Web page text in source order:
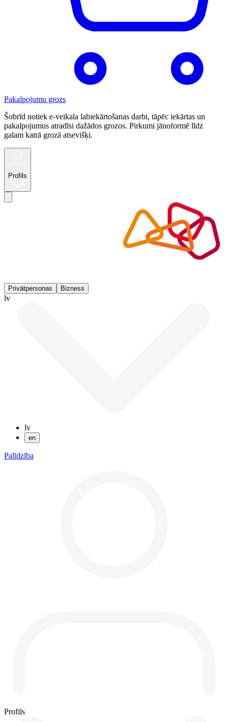
Pakalpojumu grozs
Šobrīd notiek e-veikala labiekārtošanas darbi, tāpēc iekārtas un
pakalpojumus atradīsi dažādos grozos. Pirkumi jānoformē līdz
galam katrā grozā atsevišķi.
Profils
Privātpersonas Bizness
lv
lv
en
Palīdzība
Profils